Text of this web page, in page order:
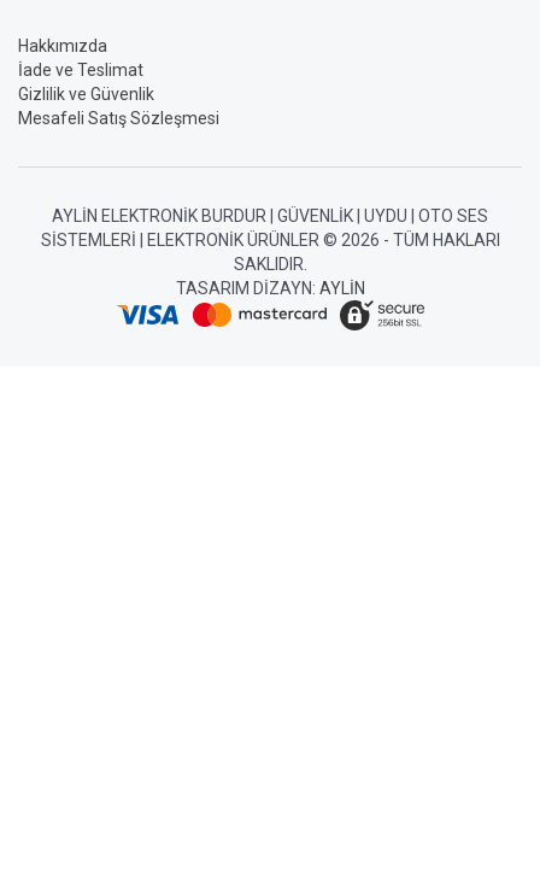
Hakkımızda
İade ve Teslimat
Gizlilik ve Güvenlik
Mesafeli Satış Sözleşmesi
AYLIN ELEKTRONIK BURDUR | GÜVENLIK | UYDU | OTO SES
SISTEMLERI | ELEKTRONIK ÜRÜNLER © 2026 - TÜM HAKLARI
SAKLIDIR.
TASARIM DIZAYN: AYLIN